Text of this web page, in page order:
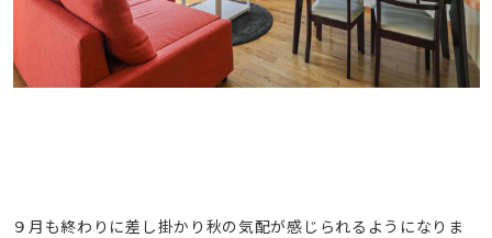
９月も終わりに差し掛かり秋の気配が感じられるようになりま